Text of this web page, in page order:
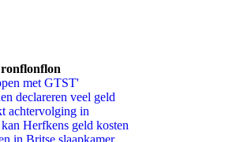
ronflonflon
met GTST'
declareren veel geld
achtervolging in
Herfkens geld kosten
in Britse slaapkamer